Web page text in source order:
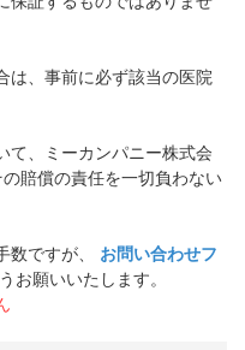
は、事前に必ず該当の医院
て、ミーカンパニー株式会
の賠償の責任を一切負わない
ですが、
お問い合わせフ
お願いいたします。